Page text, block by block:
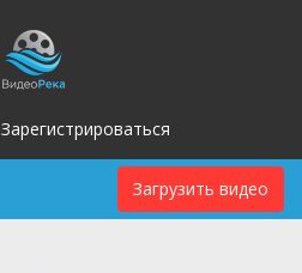
Зарегистрироваться
Загрузить видео